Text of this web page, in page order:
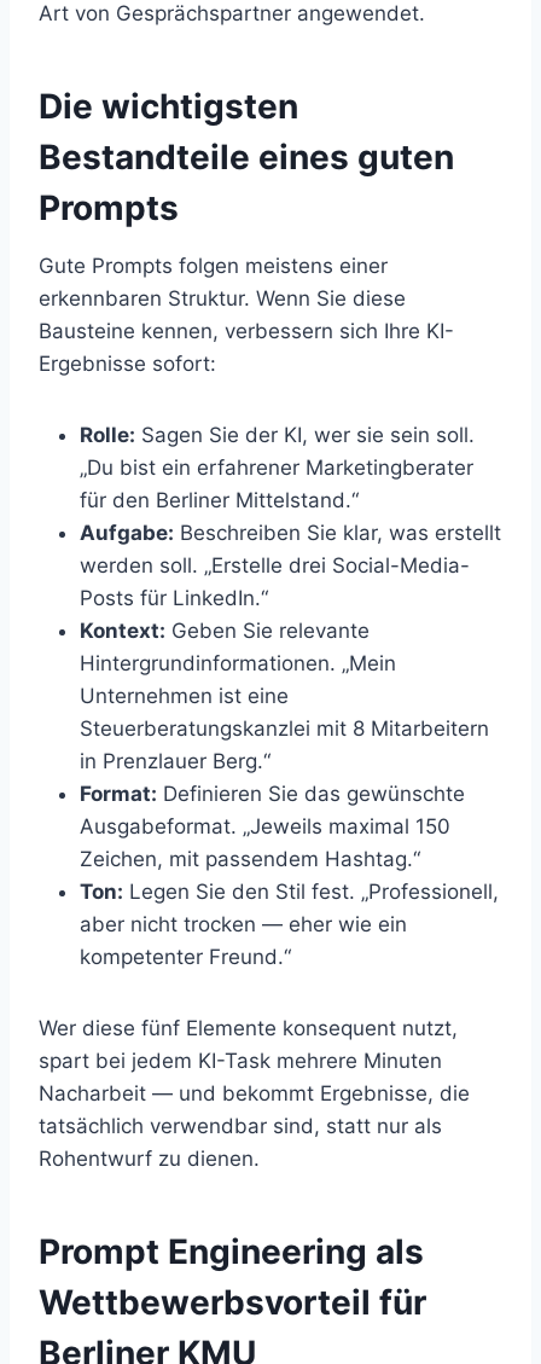
Art von Gesprächspartner angewendet.
Die wichtigsten
Bestandteile eines guten
Prompts
Gute Prompts folgen meistens einer
erkennbaren Struktur. Wenn Sie diese
Bausteine kennen, verbessern sich Ihre KI-
Ergebnisse sofort:
Rolle: Sagen Sie der KI, wer sie sein soll.
„Du bist ein erfahrener Marketingberater
für den Berliner Mittelstand.“
Aufgabe: Beschreiben Sie klar, was erstellt
werden soll. „Erstelle drei Social-Media-
Posts für LinkedIn.“
Kontext: Geben Sie relevante
Hintergrundinformationen. „Mein
Unternehmen ist eine
Steuerberatungskanzlei mit 8 Mitarbeitern
in Prenzlauer Berg.“
Format: Definieren Sie das gewünschte
Ausgabeformat. „Jeweils maximal 150
Zeichen, mit passendem Hashtag.“
Ton: Legen Sie den Stil fest. „Professionell,
aber nicht trocken — eher wie ein
kompetenter Freund.“
Wer diese fünf Elemente konsequent nutzt,
spart bei jedem KI-Task mehrere Minuten
Nacharbeit — und bekommt Ergebnisse, die
tatsächlich verwendbar sind, statt nur als
Rohentwurf zu dienen.
Prompt Engineering als
Wettbewerbsvorteil für
Berliner KMU